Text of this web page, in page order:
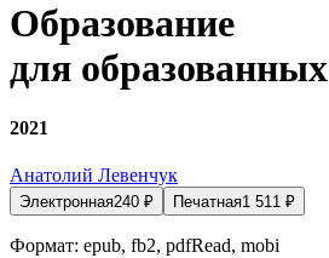
Образование
для образованных
2021
Анатолий Левенчук
Электронная240 ₽ Печатная1 511 ₽
Формат: epub, fb2, pdfRead, mobi